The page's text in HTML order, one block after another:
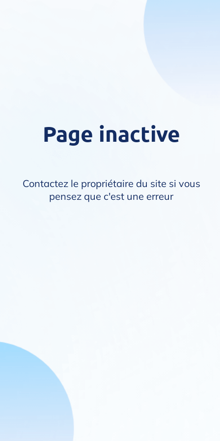
Page inactive
Contactez le propriétaire du site si vous
pensez que c'est une erreur